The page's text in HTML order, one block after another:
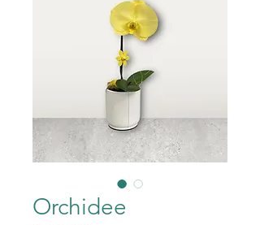
Orchidee